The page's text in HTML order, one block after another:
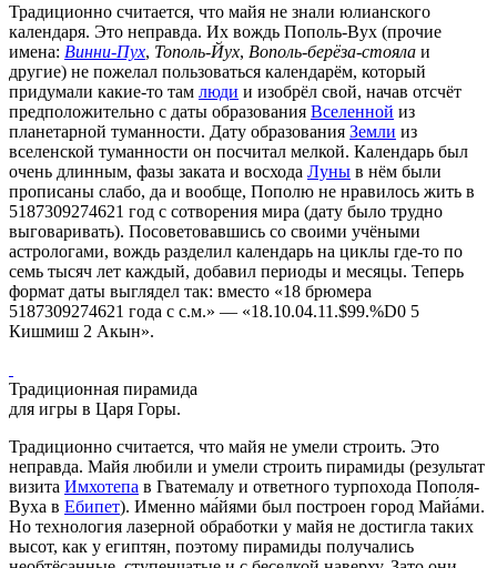
Традиционно считается, что майя не знали юлианского
календаря. Это неправда. Их вождь Пополь-Вух (прочие
имена: Винни-Пух, Тополь-Йух, Вополь-берёза-стояла и
другие) не пожелал пользоваться календарём, который
придумали какие-то там люди и изобрёл свой, начав отсчёт
предположительно с даты образования Вселенной из
планетарной туманности. Дату образования Земли из
вселенской туманности он посчитал мелкой. Календарь был
очень длинным, фазы заката и восхода Луны в нём были
прописаны слабо, да и вообще, Пополю не нравилось жить в
5187309274621 год с сотворения мира (дату было трудно
выговаривать). Посоветовавшись со своими учёными
астрологами, вождь разделил календарь на циклы где-то по
семь тысяч лет каждый, добавил периоды и месяцы. Теперь
формат даты выглядел так: вместо «18 брюмера
5187309274621 года с с.м.» — «18.10.04.11.$99.%D0 5
Кишмиш 2 Акын».
Традиционная пирамида
для игры в Царя Горы.
Традиционно считается, что майя не умели строить. Это
неправда. Майя любили и умели строить пирамиды (результат
визита Имхотепа в Гватемалу и ответного турпохода Пополя-
Вуха в Ебипет). Именно ма́йями был построен город Майа́ми.
Но технология лазерной обработки у майя не достигла таких
высот, как у египтян, поэтому пирамиды получались